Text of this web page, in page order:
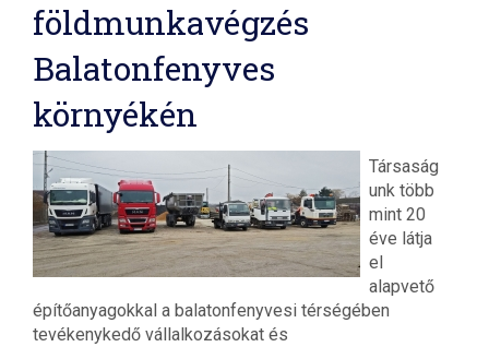
földmunkavégzés
Balatonfenyves
környékén
Társaság
unk több
mint 20
éve látja
el
alapvető
építőanyagokkal a balatonfenyvesi térségében
tevékenykedő vállalkozásokat és